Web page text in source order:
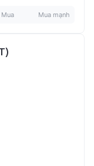
Mua Mua mạnh